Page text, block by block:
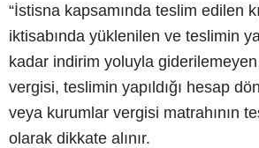
“İstisna kapsamında teslim edilen
iktisabında yüklenilen ve teslimin
kadar indirim yoluyla
vergisi, teslimin yapıldığı hesap
veya kurumlar vergisi matrahının
olarak dikkate alınır.